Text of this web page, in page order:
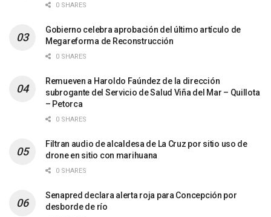
0 SHARES
Gobierno celebra aprobación del último artículo de
Megareforma de Reconstrucción
0 SHARES
Remueven a Haroldo Faúndez de la dirección
subrogante del Servicio de Salud Viña del Mar – Quillota
– Petorca
0 SHARES
Filtran audio de alcaldesa de La Cruz por sitio uso de
drone en sitio con marihuana
0 SHARES
Senapred declara alerta roja para Concepción por
desborde de río